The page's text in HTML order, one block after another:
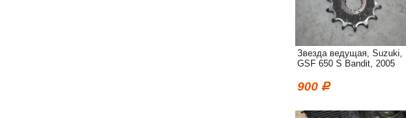
Звезда ведущая, Suzuki,
GSF 650 S Bandit, 2005
900